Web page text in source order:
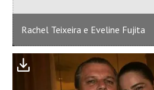
Rachel Teixeira e Eveline Fujita